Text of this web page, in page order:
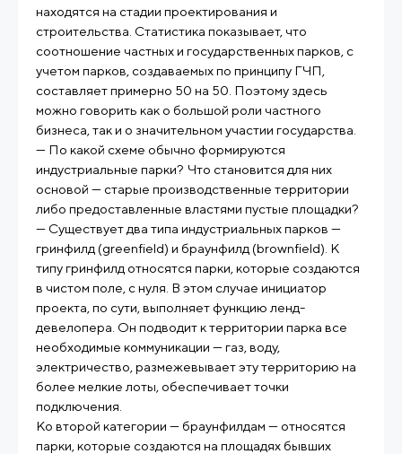
находятся на стадии проектирования и
строительства. Статистика показывает, что
соотношение частных и государственных парков, с
учетом парков, создаваемых по принципу ГЧП,
составляет примерно 50 на 50. Поэтому здесь
можно говорить как о большой роли частного
бизнеса, так и о значительном участии государства.
— По какой схеме обычно формируются
индустриальные парки? Что становится для них
основой — старые производственные территории
либо предоставленные властями пустые площадки?
— Существует два типа индустриальных парков —
гринфилд (greenfield) и браунфилд (brownfield). К
типу гринфилд относятся парки, которые создаются
в чистом поле, с нуля. В этом случае инициатор
проекта, по сути, выполняет функцию ленд-
девелопера. Он подводит к территории парка все
необходимые коммуникации — газ, воду,
электричество, размежевывает эту территорию на
более мелкие лоты, обеспечивает точки
подключения.
Ко второй категории — браунфилдам — относятся
парки, которые создаются на площадях бывших